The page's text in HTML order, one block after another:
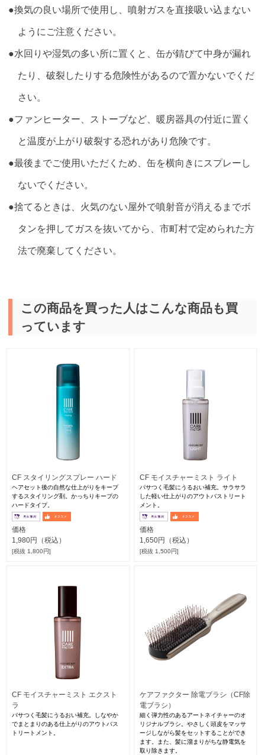
●換気の良い場所で使用し、噴射ガスを直接吸い込まない
ようにご注意ください。
●水回りや湿気の多い所に置くと、缶が錆びて中身が漏れ
たり、破裂したりする危険性があるので置かないでくだ
さい。
●ファンヒーター、ストーブなど、暖房器具の付近に置く
と温度が上がり破裂する恐れがあり危険です。
●最後までご使用いただくため、缶を横向きにスプレーし
ないでください。
●捨てるときは、火気のない屋外で噴射音が消えるまでボ
タンを押してガスを抜いてから、市町村で定められた方
法で廃棄してください。
この商品を買った人はこんな商品も買
っています
CF スタイリングスプレー ハード
ヘアセット後の自然な仕上がりをキープ
するスタイリング剤。かっちりキープの
ハードタイプ。
価格
1,980円（税込）
[税抜 1,800円]
CF モイスチャーミスト ライト
パサつく毛髪にうるおい補充。サラサラ
した軽い仕上がりのアウトバストリート
メント。
価格
1,650円（税込）
[税抜 1,500円]
CF モイスチャーミスト エクスト
ラ
パサつく毛髪にうるおい補充。しなやか
でまとまりのある仕上がりのアウトバス
トリートメント。
ケアファクター 除電ブラシ（CF除
電ブラシ）
細く弾力性のあるアートネイチャーのオ
リジナルブラシ。やさしく頭皮をマッサ
ージしながら髪をセットすることができ
ます。また、髪に溜まりがちな静電気を
取り除きます。